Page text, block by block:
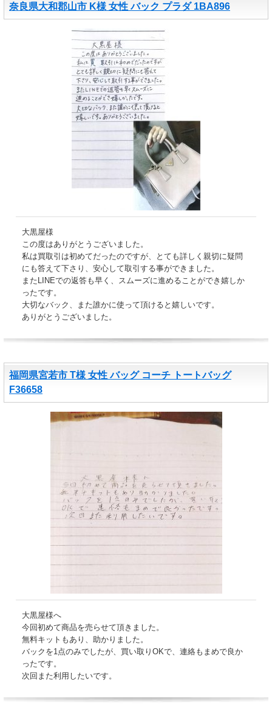
奈良県大和郡山市 K様 女性 バック プラダ 1BA896
大黒屋様
この度はありがとうございました。
私は買取引は初めてだったのですが、とても詳しく親切に疑問
にも答えて下さり、安心して取引する事ができました。
またLINEでの返答も早く、スムーズに進めることができ嬉しか
ったです。
大切なバック、また誰かに使って頂けると嬉しいです。
ありがとうございました。
福岡県宮若市 T様 女性 バッグ コーチ トートバッグ
F36658
大黒屋様へ
今回初めて商品を売らせて頂きました。
無料キットもあり、助かりました。
バックを1点のみでしたが、買い取りOKで、連絡もまめで良か
ったです。
次回また利用したいです。